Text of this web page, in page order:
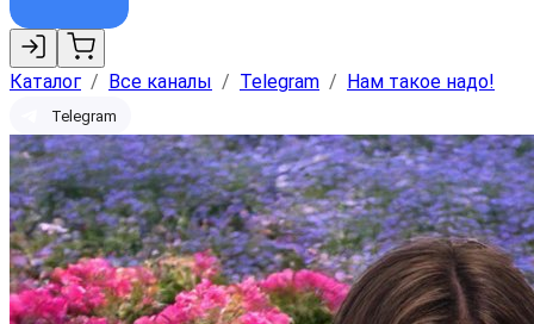
Каталог / Все каналы / Telegram / Нам такое надо!
Telegram